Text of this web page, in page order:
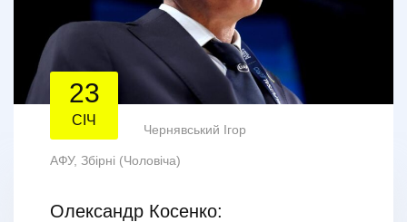
23
СІЧ
Чернявський Ігор
АФУ, Збірні (Чоловіча)
Олександр Косенко: